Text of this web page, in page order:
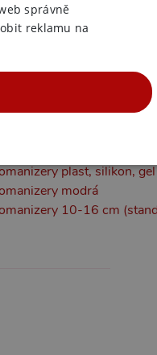
Satisfyer
plast, silikon, gel
modrá
10-16 cm
správně
reklamu na
FUNKČNÍ